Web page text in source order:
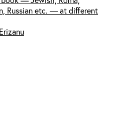
Russian etc. — at different